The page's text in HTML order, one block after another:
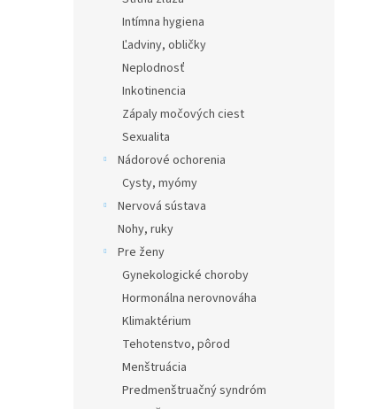
Intímna hygiena
Ľadviny, obličky
Neplodnosť
Inkotinencia
Zápaly močových ciest
Sexualita
Nádorové ochorenia
Cysty, myómy
Nervová sústava
Nohy, ruky
Pre ženy
Gynekologické choroby
Hormonálna nerovnováha
Klimaktérium
Tehotenstvo, pôrod
Menštruácia
Predmenštruačný syndróm